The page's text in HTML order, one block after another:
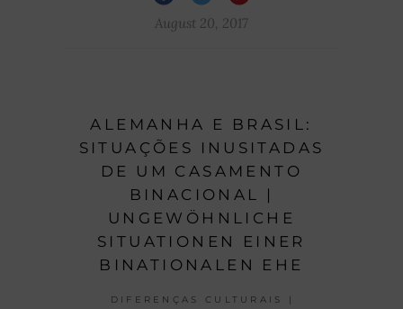
August 20, 2017
ALEMANHA E BRASIL:
SITUAÇÕES INUSITADAS
DE UM CASAMENTO
BINACIONAL |
UNGEWÖHNLICHE
SITUATIONEN EINER
BINATIONALEN EHE
DIFERENÇAS CULTURAIS |